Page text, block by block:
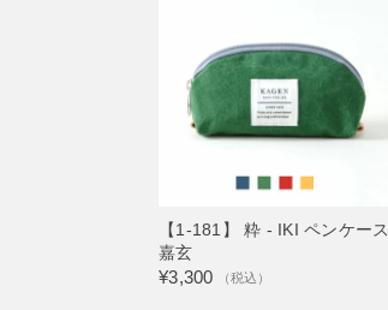
【1-181】 粋 - IKI ペンケース
嘉玄
¥3,300 （税込）